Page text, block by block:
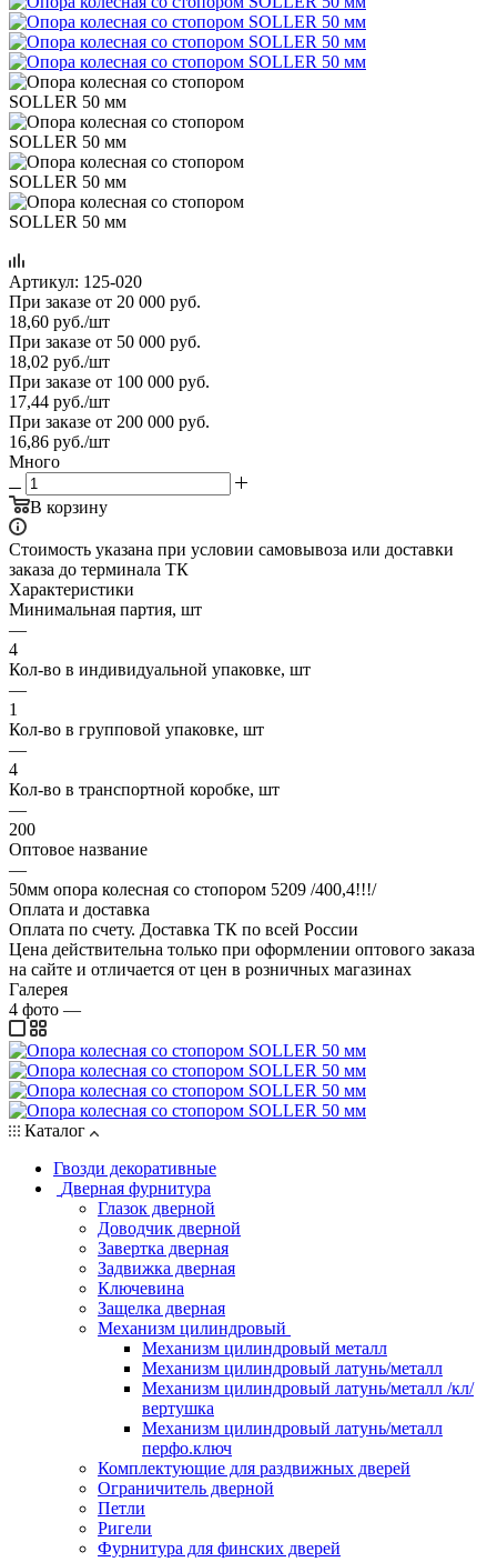
Артикул: 125-020
При заказе от 20 000 руб.
18,60 руб./шт
При заказе от 50 000 руб.
18,02 руб./шт
При заказе от 100 000 руб.
17,44 руб./шт
При заказе от 200 000 руб.
16,86 руб./шт
Много
В корзину
Стоимость указана при условии самовывоза или доставки
заказа до терминала ТК
Характеристики
Минимальная партия, шт
—
4
Кол-во в индивидуальной упаковке, шт
—
1
Кол-во в групповой упаковке, шт
—
4
Кол-во в транспортной коробке, шт
—
200
Оптовое название
—
50мм опора колесная со стопором 5209 /400,4!!!/
Оплата и доставка
Оплата по счету. Доставка ТК по всей России
Цена действительна только при оформлении оптового заказа
на сайте и отличается от цен в розничных магазинах
Галерея
4 фото —
Каталог
Гвозди декоративные
Дверная фурнитура
Глазок дверной
Доводчик дверной
Завертка дверная
Задвижка дверная
Ключевина
Защелка дверная
Механизм цилиндровый
Механизм цилиндровый металл
Механизм цилиндровый латунь/металл
Механизм цилиндровый латунь/металл /кл/
вертушка
Механизм цилиндровый латунь/металл
перфо.ключ
Комплектующие для раздвижных дверей
Ограничитель дверной
Петли
Ригели
Фурнитура для финских дверей